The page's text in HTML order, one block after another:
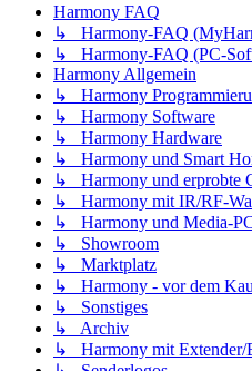
Harmony FAQ
↳ Harmony-FAQ
↳ Harmony-FAQ (PC-
Harmony Allgemein
↳ Harmony
↳ Harmony Software
↳ Harmony Hardware
↳ Harmony und Smart
↳ Harmony und erprobte
↳ Harmony mit IR/RF-
↳ Harmony und Media-
↳ Showroom
↳ Marktplatz
↳ Harmony - vor dem
↳ Sonstiges
↳ Archiv
↳ Harmony mit Extender/